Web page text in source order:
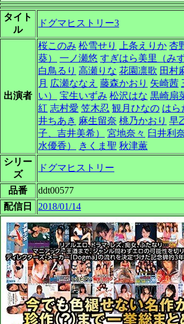
タイト
ル
ドグマヒストリー3
出演者
桜このみ 松雪せり 上条えりか 杏
葵）
一ノ瀬悠 すぎはら美里（み
白鳥るり 高瀬りな 花園凛歌 田村
月 広瀬ななえ 藤森かおり 矢崎茜
い）
宝生いずみ 松沢はな 黒崎扇
紅 志村愛 笠木忍 観月ひなの はら
井ちあき 麻生留奈 桃乃かおり 早
子、吉井美希）
宮地奈々 臼井利
水優香）
きくま聖 秋津薫
シリー
ズ
ドグマヒストリー
品番
ddt00577
配信日
2018/01/14